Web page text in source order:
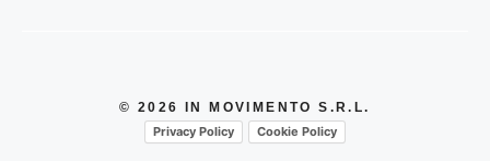
© 2026 IN MOVIMENTO S.R.L.
Privacy Policy
Cookie Policy